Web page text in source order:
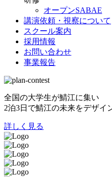
オープンSABAE
講演依頼・視察について
スクール案内
採用情報
お問い合わせ
事業報告
全国の大学生が鯖江に集い
2泊3日で鯖江の未来をデザイ
詳しく見る